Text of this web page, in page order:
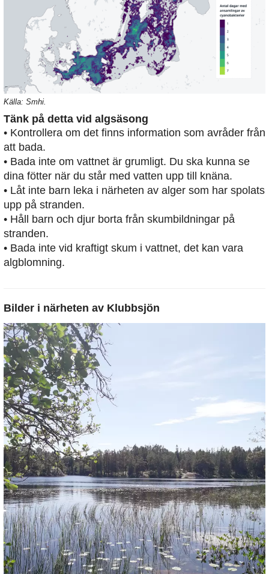
Källa: Smhi.
Tänk på detta vid algsäsong
• Kontrollera om det finns information som avråder från
att bada.
• Bada inte om vattnet är grumligt. Du ska kunna se
dina fötter när du står med vatten upp till knäna.
• Låt inte barn leka i närheten av alger som har spolats
upp på stranden.
• Håll barn och djur borta från skumbildningar på
stranden.
• Bada inte vid kraftigt skum i vattnet, det kan vara
algblomning.
Bilder i närheten av Klubbsjön